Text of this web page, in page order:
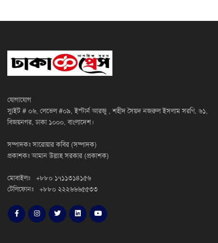
যোগাযোগ
স্যুইট # ০৬, লেভেল #০৯, ইস্টার্ন আরজু , শহীদ সৈয়দ নজরুল ইসলাম সরণি, ৬১,
বিজয়নগর, ঢাকা ১০০০, বাংলাদেশ।
সম্পাদকঃ সারোয়ার কবির (সম্পাদক)
প্রকাশকঃ আমান উল্লাহ সরকার (প্রকাশক)
মোবাইলঃ +৮৮০ ১৭১১৩১৪১৫৬
টেলিফোনঃ +৮৮০ ২২২৬৬৬৫৫৩৩